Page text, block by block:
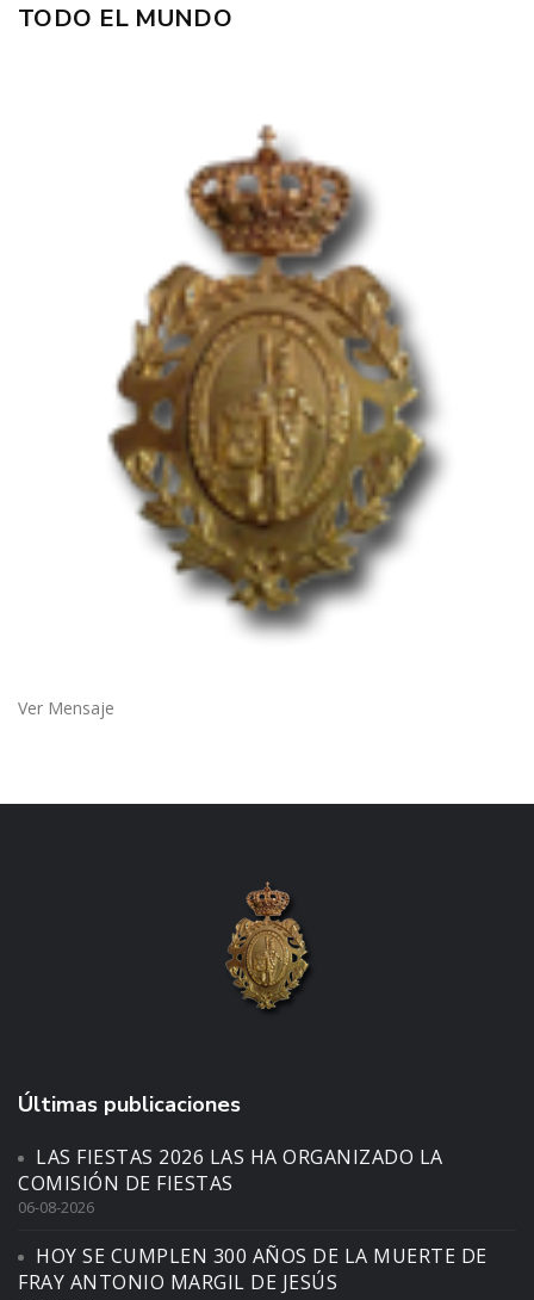
TODO EL MUNDO
Ver Mensaje
Últimas publicaciones
LAS FIESTAS 2026 LAS HA ORGANIZADO LA
COMISIÓN DE FIESTAS
06-08-2026
HOY SE CUMPLEN 300 AÑOS DE LA MUERTE DE
FRAY ANTONIO MARGIL DE JESÚS